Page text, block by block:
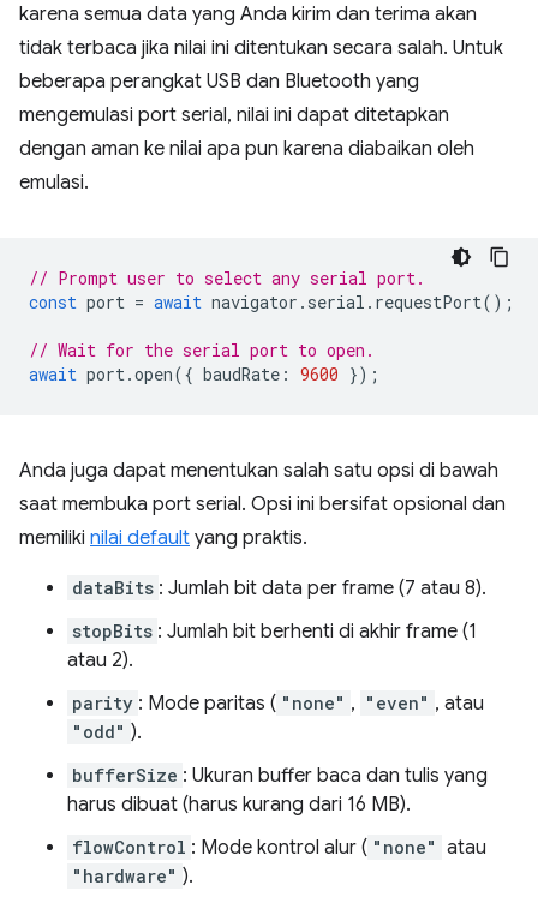
karena semua data yang Anda kirim dan terima akan
tidak terbaca jika nilai ini ditentukan secara salah. Untuk
beberapa perangkat USB dan Bluetooth yang
mengemulasi port serial, nilai ini dapat ditetapkan
dengan aman ke nilai apa pun karena diabaikan oleh
emulasi.
// Prompt user to select any serial port.
const port = await navigator . serial . requestPort();
// Wait for the serial port to open.
await port.open({ baudRate : 9600 });
Anda juga dapat menentukan salah satu opsi di bawah
saat membuka port serial. Opsi ini bersifat opsional dan
memiliki nilai default yang praktis.
dataBits : Jumlah bit data per frame (7 atau 8).
stopBits : Jumlah bit berhenti di akhir frame (1
atau 2).
parity : Mode paritas ( "none" , "even" , atau
"odd" ).
bufferSize : Ukuran buffer baca dan tulis yang
harus dibuat (harus kurang dari 16 MB).
flowControl : Mode kontrol alur ( "none" atau
"hardware" ).